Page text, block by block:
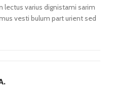
lectus varius dignistami sarim
vesti bulum part urient sed